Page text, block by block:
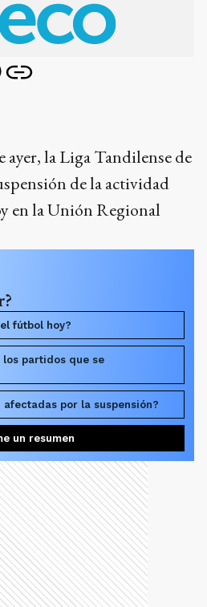
ayer, la Liga Tandilense de
de la actividad
en la Unión Regional
fútbol hoy?
los partidos que se
por la suspensión?
un resumen